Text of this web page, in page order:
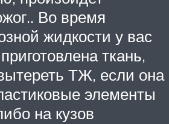
Во время
жидкости у вас
ткань,
ТЖ, если она
элементы
на кузов